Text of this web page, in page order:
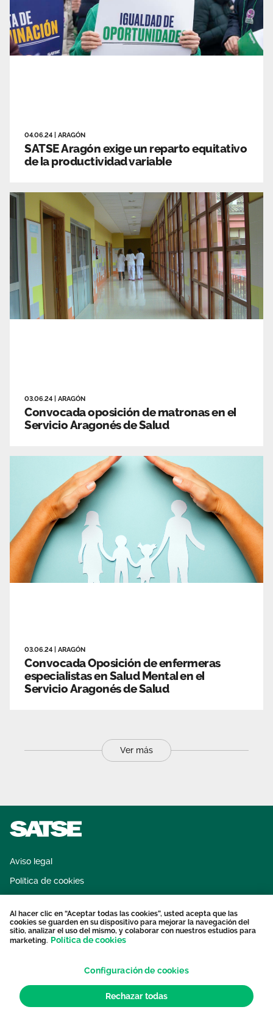
04.06.24 ARAGÓN
SATSE Aragón exige un reparto equitativo
de la productividad variable
03.06.24 ARAGÓN
Convocada oposición de matronas en el
Servicio Aragonés de Salud
03.06.24 ARAGÓN
Convocada Oposición de enfermeras
especialistas en Salud Mental en el
Servicio Aragonés de Salud
Ver más
Aviso legal
Política de cookies
Protección datos personales
Contacto
Al hacer clic en “Aceptar todas las cookies”, usted acepta que las
cookies se guarden en su dispositivo para mejorar la navegación del
sitio, analizar el uso del mismo, y colaborar con nuestros estudios para
marketing. Política de cookies
Configuración de cookies
Rechazar todas